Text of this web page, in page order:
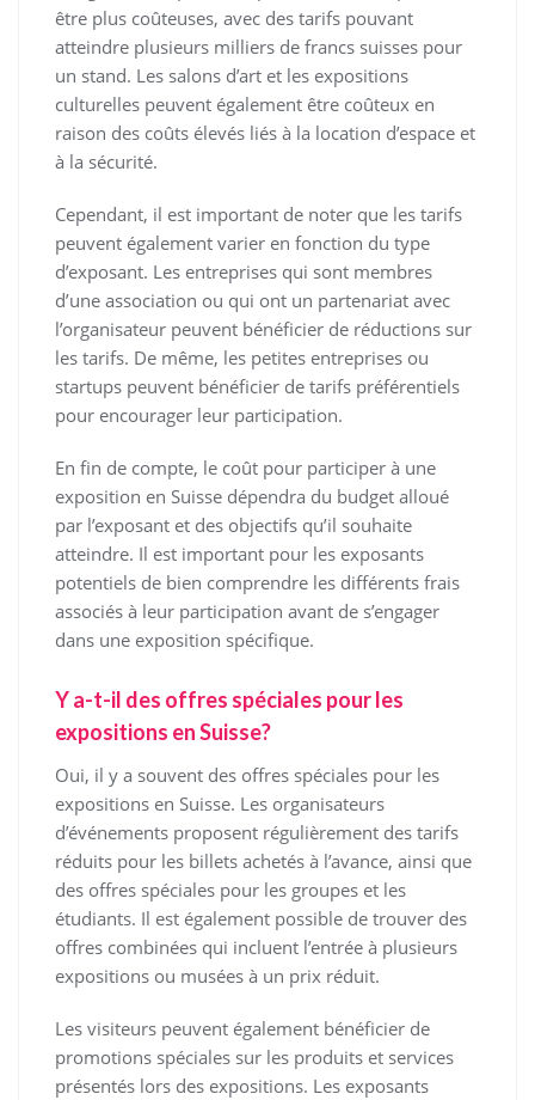
être plus coûteuses, avec des tarifs pouvant
atteindre plusieurs milliers de francs suisses pour
un stand. Les salons d’art et les expositions
culturelles peuvent également être coûteux en
raison des coûts élevés liés à la location d’espace et
à la sécurité.
Cependant, il est important de noter que les tarifs
peuvent également varier en fonction du type
d’exposant. Les entreprises qui sont membres
d’une association ou qui ont un partenariat avec
l’organisateur peuvent bénéficier de réductions sur
les tarifs. De même, les petites entreprises ou
startups peuvent bénéficier de tarifs préférentiels
pour encourager leur participation.
En fin de compte, le coût pour participer à une
exposition en Suisse dépendra du budget alloué
par l’exposant et des objectifs qu’il souhaite
atteindre. Il est important pour les exposants
potentiels de bien comprendre les différents frais
associés à leur participation avant de s’engager
dans une exposition spécifique.
Y a-t-il des offres spéciales pour les
expositions en Suisse?
Oui, il y a souvent des offres spéciales pour les
expositions en Suisse. Les organisateurs
d’événements proposent régulièrement des tarifs
réduits pour les billets achetés à l’avance, ainsi que
des offres spéciales pour les groupes et les
étudiants. Il est également possible de trouver des
offres combinées qui incluent l’entrée à plusieurs
expositions ou musées à un prix réduit.
Les visiteurs peuvent également bénéficier de
promotions spéciales sur les produits et services
présentés lors des expositions. Les exposants